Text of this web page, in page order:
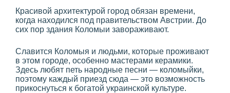
Красивой архитектурой город обязан времени,
когда находился под правительством Австрии. До
сих пор здания Коломыи завораживают.
Славится Коломыя и людьми, которые проживают
в этом городе, особенно мастерами керамики.
Здесь любят петь народные песни — коломыйки,
поэтому каждый приезд сюда — это возможность
прикоснуться к богатой украинской культуре.